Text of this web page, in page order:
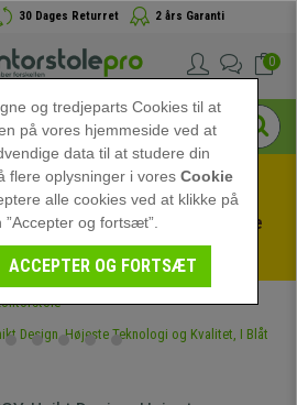
30 Dages Returret 2 års Garanti
0
hos kontorstolepro! Eksklusive
periode - Se tilbuddet
og tredjeparts Cookies til at
på vores hjemmeside ved at
data til at studere din
flere oplysninger i voresCookie
alle cookies ved at klikke på
”Accepter og fortsæt”.
ACCEPTER OG FORTSÆT